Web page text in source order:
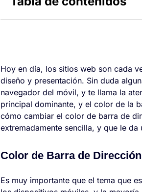
Hoy en día, los sitios web son cada
diseño y presentación. Sin duda
navegador del móvil, y te llama la
principal dominante, y el color de la
cómo cambiar el color de barra de
extremadamente sencilla, y que le
Color de Barra de
Es muy importante que el tema que